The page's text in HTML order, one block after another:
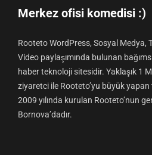
Merkez ofisi komedisi :)
Rooteto WordPress, Sosyal Medya,
Video paylaşımında bulunan
haber teknoloji sitesidir. Yaklaşık 1
ziyaretci ile Rooteto’yu büyük yapan
2009 yılında kurulan Rooteto’nun
Bornova’dadır.